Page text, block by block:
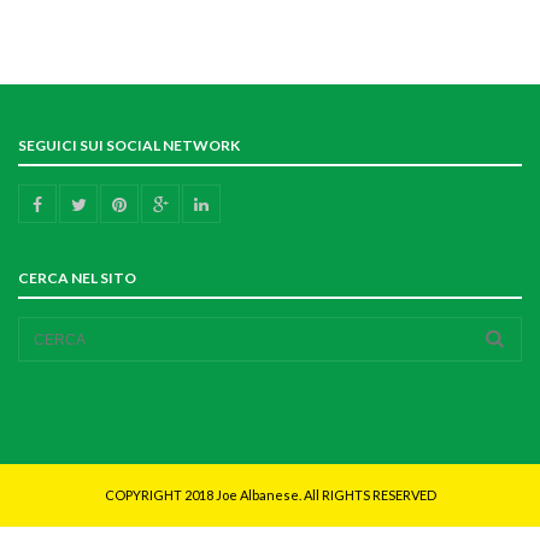
SEGUICI SUI SOCIAL NETWORK
CERCA NEL SITO
COPYRIGHT 2018 Joe Albanese. All RIGHTS RESERVED